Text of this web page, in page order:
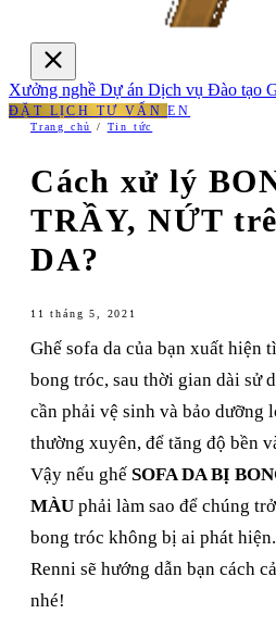
Xưởng nghề Dự án Dịch vụ Đào tạo
ĐẶT LỊCH TƯ VẤNEN
Trang chủ / Tin tức
Cách xử lý
TRẦY, NỨT
DA?
11 tháng 5, 2021
Ghế sofa da của bạn xuất hiện
bong tróc, sau thời gian dài sử
cần phải vệ sinh và bảo dưỡng
thường xuyên, để tăng độ bền
Vậy nếu ghế SOFA DA BỊ
MÀU phải làm sao để chúng
bong tróc không bị ai phát
Renni sẽ hướng dẫn bạn cách
nhé!